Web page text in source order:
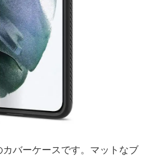
バーケースです。マットなブ